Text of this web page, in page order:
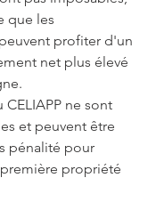
que les
profiter d'un
net plus élevé
CELIAPP ne sont
et peuvent être
pénalité pour
propriété